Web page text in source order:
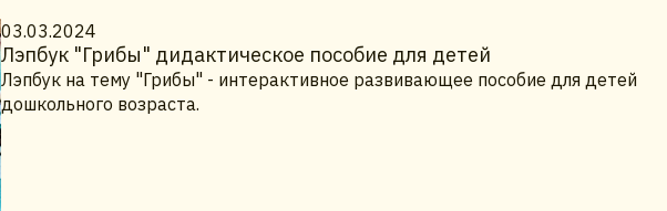
03.03.2024
Лэпбук "Грибы" дидактическое пособие для детей
Лэпбук на тему "Грибы" - интерактивное развивающее пособие для детей
дошкольного возраста.